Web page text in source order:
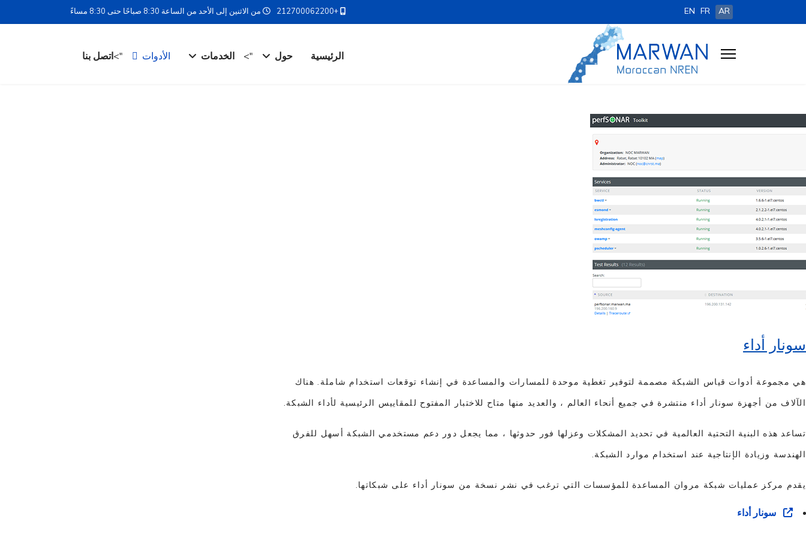
AR
FR
EN
+212700062200 من الاثنين إلى الأحد من الساعة 8:30 صباحًا حتى 8:30 مساءً
الرئيسية حول "> الخدمات الأدوات ">اتصل بنا
سونار أداء
هي مجموعة أدوات قياس الشبكة مصممة لتوفير تغطية موحدة للمسارات والمساعدة في إنشاء توقعات استخدام شاملة. هناك
الآلاف من أجهزة سونار أداء منتشرة في جميع أنحاء العالم ، والعديد منها متاح للاختبار المفتوح للمقاييس الرئيسية لأداء الشبكة.
تساعد هذه البنية التحتية العالمية في تحديد المشكلات وعزلها فور حدوثها ، مما يجعل دور دعم مستخدمي الشبكة أسهل للفرق
الهندسة وزيادة الإنتاجية عند استخدام موارد الشبكة.
يقدم مركز عمليات شبكة مروان المساعدة للمؤسسات التي ترغب في نشر نسخة من سونار أداء على شبكاتها.
سونار أداء